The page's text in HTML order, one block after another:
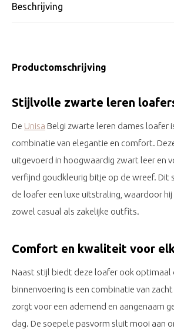
Beschrijving
Productomschrijving
Stijlvolle zwarte leren
De Unisa Belgi zwarte leren dames loafer
combinatie van elegantie en comfort.
uitgevoerd in hoogwaardig zwart leer en
verfijnd goudkleurig bitje op de wreef. Dit
de loafer een luxe uitstraling, waardoor
zowel casual als zakelijke outfits.
Comfort en kwaliteit voor
Naast stijl biedt deze loafer ook optimaal
binnenvoering is een combinatie van
zorgt voor een ademend en aangenaam
dag. De soepele pasvorm sluit mooi aan